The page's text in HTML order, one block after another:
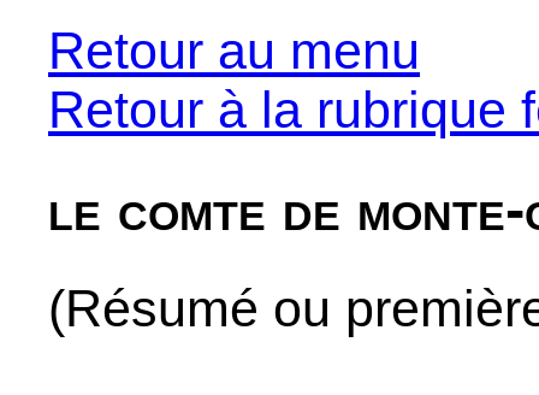
Retour au menu
Retour à la rubrique
le comte de
(Résumé ou